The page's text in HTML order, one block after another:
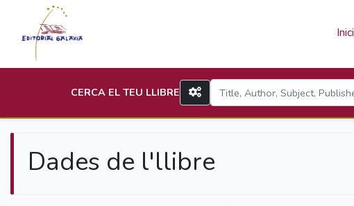
Inici
CERCA EL TEU LLIBRE
Dades de l'llibre